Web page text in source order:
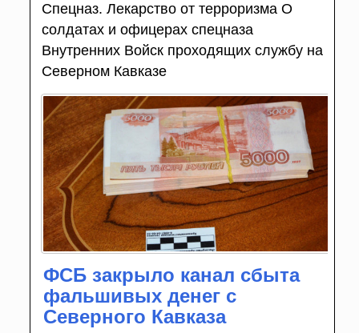
Спецназ. Лекарство от терроризма О
солдатах и офицерах спецназа
Внутренних Войск проходящих службу на
Северном Кавказе
ФСБ закрыло канал сбыта
фальшивых денег с
Северного Кавказа